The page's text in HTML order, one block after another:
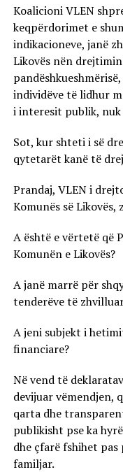
Koalicioni VLEN
keqpërdorimet e
indikacioneve, janë
Likovës nën
individëve të lidhur
i interesit publik,
Sot, kur shteti i së
qytetarët kanë të
Prandaj, VLEN i
Komunës së Likovës,
A është e vërtetë që
Komunën e Likovës?
A janë marrë për
tenderëve të
A jeni subjekt i
financiare?
Në vend të
devijuar vëmendjen,
qarta dhe
publikisht pse ka
dhe çfarë fshihet
familjar.